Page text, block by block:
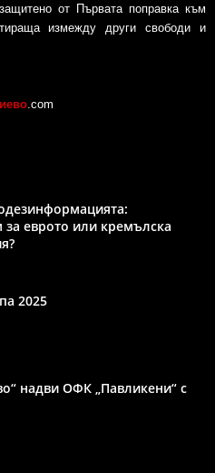
от Първата поправка към
измежду други свободи и
.com
еврото или кремълска
2025
надви ОФК „Павликени“ с